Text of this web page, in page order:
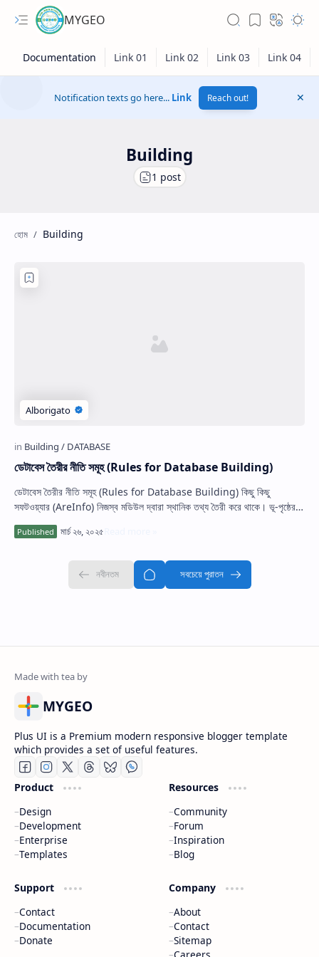
MYGEO
Notification texts go here... Link Reach out!
Building
Building
ডেটাবেস তৈরীর নীতি সমূহ (Rules for Database Building)
ডেটাবেস তৈরীর নীতি সমূহ (Rules for Database Building) কিছু কিছু
সফটওয়্যার (AreInfo) নিজস্ব মডিউল দ্বারা স্থানিক তথ্য তৈরী করে থাকে। ভূ-পৃষ্ঠের
MYGEO
Plus UI is a Premium modern responsive blogger template
which provides a set of useful features.
Product
Design
Development
Enterprise
Templates
Resources
Community
Forum
Inspiration
Blog
Support
Contact
Documentation
Donate
Company
About
Contact
Sitemap
Careers